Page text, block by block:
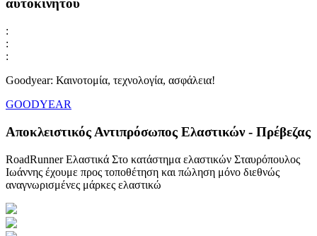
αυτοκινήτου
:
:
:
Goodyear: Καινοτομία, τεχνολογία, ασφάλεια!
GOODYEAR
Αποκλειστικός Αντιπρόσωπος Ελαστικών - Πρέβεζας
RoadRunner Ελαστικά Στο κατάστημα ελαστικών Σταυρόπουλος
Ιωάννης έχουμε προς τοποθέτηση και πώληση μόνο διεθνώς
αναγνωρισμένες μάρκες ελαστικώ